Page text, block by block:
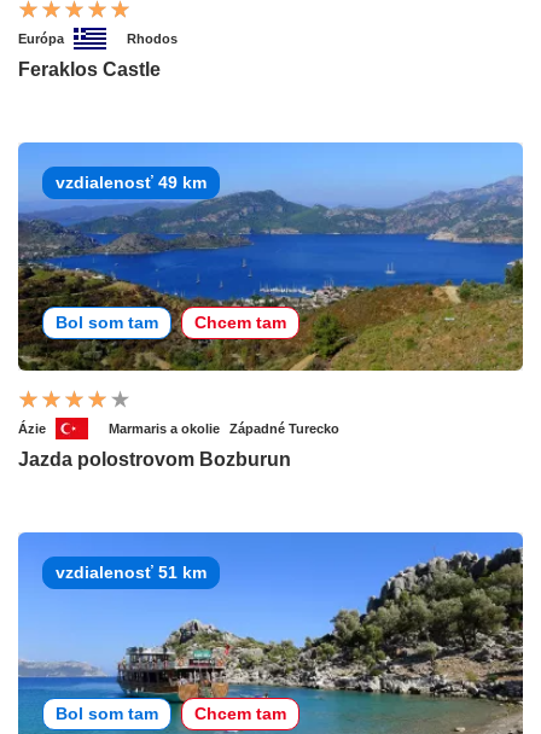
Európa Rhodos
Feraklos Castle
vzdialenosť 49 km
Bol som tam Chcem tam
Ázie Marmaris a okolie Západné Turecko
Jazda polostrovom Bozburun
vzdialenosť 51 km
Bol som tam Chcem tam